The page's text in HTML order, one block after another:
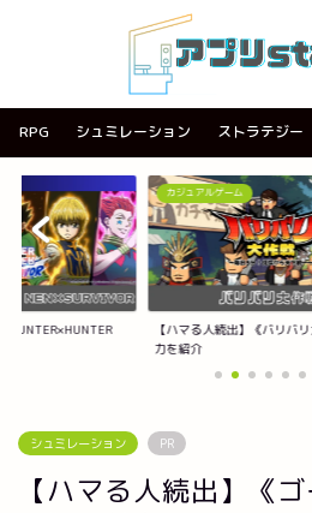
RPG シュミレーション ストラテジー
バリバリ大作戦》の魅
カジュアルゲーム
【ハマる人続出】《ハート
フ》の魅力を紹介
シュミレーション PR
【ハマる人続出】《